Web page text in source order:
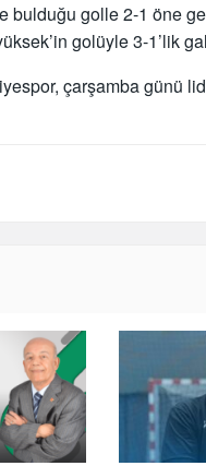
bulduğu golle 2-1 öne
golüyle 3-1’lik
çarşamba günü